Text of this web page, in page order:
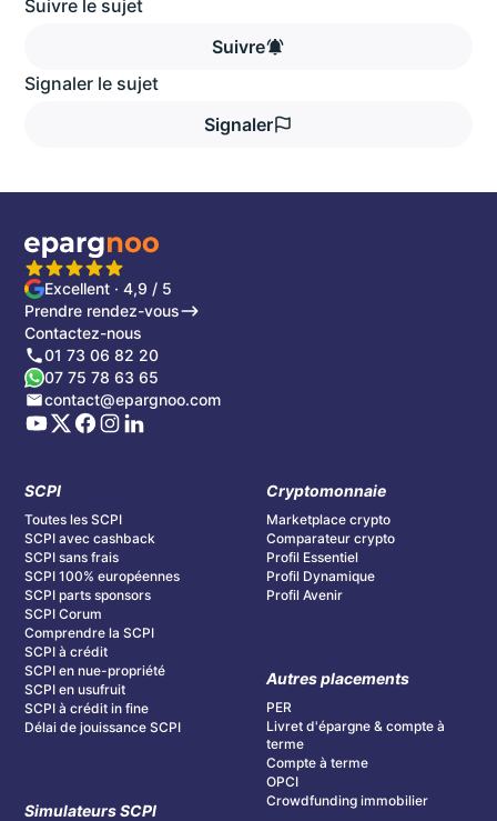
Suivre le sujet
Suivre
Signaler le sujet
Signaler
Excellent · 4,9 / 5
Prendre rendez-vous
Contactez-nous
01 73 06 82 20
07 75 78 63 65
contact@epargnoo.com
SCPI
Toutes les SCPI
SCPI avec cashback
SCPI sans frais
SCPI 100% européennes
SCPI parts sponsors
SCPI Corum
Comprendre la SCPI
SCPI à crédit
SCPI en nue-propriété
SCPI en usufruit
SCPI à crédit in fine
Délai de jouissance SCPI
Simulateurs SCPI
Cryptomonnaie
Marketplace crypto
Comparateur crypto
Profil Essentiel
Profil Dynamique
Profil Avenir
Autres placements
PER
Livret d'épargne & compte à
terme
Compte à terme
OPCI
Crowdfunding immobilier